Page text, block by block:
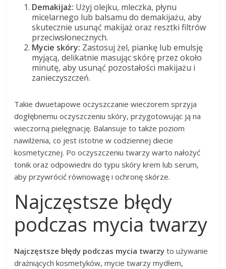
Demakijaż: Użyj olejku, mleczka, płynu
micelarnego lub balsamu do demakijażu, aby
skutecznie usunąć makijaż oraz resztki filtrów
przeciwsłonecznych.
Mycie skóry: Zastosuj żel, piankę lub emulsję
myjącą, delikatnie masując skórę przez około
minutę, aby usunąć pozostałości makijażu i
zanieczyszczeń.
Takie dwuetapowe oczyszczanie wieczorem sprzyja
dogłębnemu oczyszczeniu skóry, przygotowując ją na
wieczorną pielęgnację. Balansuje to także poziom
nawilżenia, co jest istotne w codziennej diecie
kosmetycznej. Po oczyszczeniu twarzy warto nałożyć
tonik oraz odpowiedni do typu skóry krem lub serum,
aby przywrócić równowagę i ochronę skórze.
Najczęstsze błędy
podczas mycia twarzy
Najczęstsze błędy podczas mycia twarzy to używanie
drażniących kosmetyków, mycie twarzy mydłem,